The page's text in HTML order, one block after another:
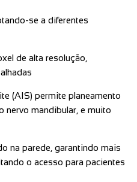
se a diferentes
de alta resolução,
(AIS) permite planeamento
nervo mandibular, e muito
na parede, garantindo mais
o acesso para pacientes